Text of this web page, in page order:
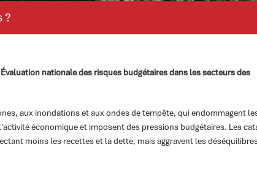
?
nationale des risques budgétaires dans les secteurs des
aux inondations et aux ondes de tempête, qui endommagent
économique et imposent des pressions budgétaires. Les
moins les recettes et la dette, mais aggravent les